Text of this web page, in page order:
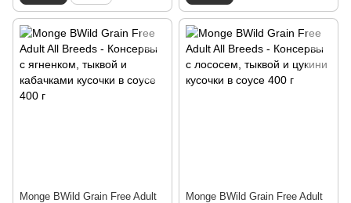
Monge BWild Grain Free Adult
Monge BWild Grain Free Adult